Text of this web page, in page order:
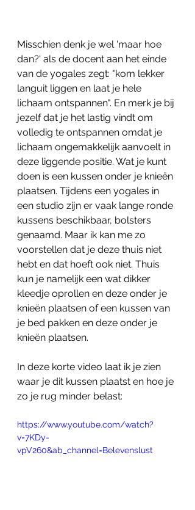
Misschien denk je wel 'maar hoe
dan?' als de docent aan het einde
van de yogales zegt: "kom lekker
languit liggen en laat je hele
lichaam ontspannen". En merk je bij
jezelf dat je het lastig vindt om
volledig te ontspannen omdat je
lichaam ongemakkelijk aanvoelt in
deze liggende positie. Wat je kunt
doen is een kussen onder je knieën
plaatsen. Tijdens een yogales in
een studio zijn er vaak lange ronde
kussens beschikbaar, bolsters
genaamd. Maar ik kan me zo
voorstellen dat je deze thuis niet
hebt en dat hoeft ook niet. Thuis
kun je namelijk een wat dikker
kleedje oprollen en deze onder je
knieën plaatsen of een kussen van
je bed pakken en deze onder je
knieën plaatsen.
In deze korte video laat ik je zien
waar je dit kussen plaatst en hoe je
zo je rug minder belast:
https://www.youtube.com/watch?
v=7KDy-
vpV260&ab_channel=Belevenslust